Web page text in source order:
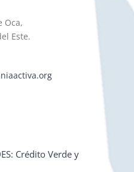
Oca,
Este.
Crédito Verde y